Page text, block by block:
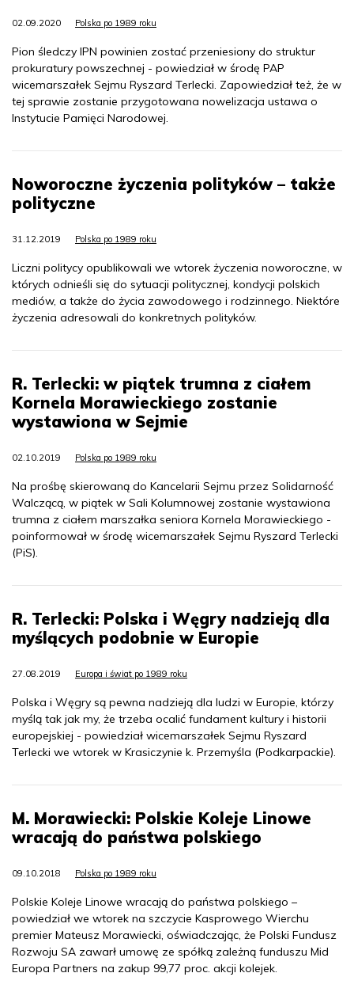
02.09.2020 Polska po 1989 roku
Pion śledczy IPN powinien zostać przeniesiony do struktur
prokuratury powszechnej - powiedział w środę PAP
wicemarszałek Sejmu Ryszard Terlecki. Zapowiedział też, że w
tej sprawie zostanie przygotowana nowelizacja ustawa o
Instytucie Pamięci Narodowej.
Noworoczne życzenia polityków – także
polityczne
31.12.2019 Polska po 1989 roku
Liczni politycy opublikowali we wtorek życzenia noworoczne, w
których odnieśli się do sytuacji politycznej, kondycji polskich
mediów, a także do życia zawodowego i rodzinnego. Niektóre
życzenia adresowali do konkretnych polityków.
R. Terlecki: w piątek trumna z ciałem
Kornela Morawieckiego zostanie
wystawiona w Sejmie
02.10.2019 Polska po 1989 roku
Na prośbę skierowaną do Kancelarii Sejmu przez Solidarność
Walczącą, w piątek w Sali Kolumnowej zostanie wystawiona
trumna z ciałem marszałka seniora Kornela Morawieckiego -
poinformował w środę wicemarszałek Sejmu Ryszard Terlecki
(PiS).
R. Terlecki: Polska i Węgry nadzieją dla
myślących podobnie w Europie
27.08.2019 Europa i świat po 1989 roku
Polska i Węgry są pewna nadzieją dla ludzi w Europie, którzy
myślą tak jak my, że trzeba ocalić fundament kultury i historii
europejskiej - powiedział wicemarszałek Sejmu Ryszard
Terlecki we wtorek w Krasiczynie k. Przemyśla (Podkarpackie).
M. Morawiecki: Polskie Koleje Linowe
wracają do państwa polskiego
09.10.2018 Polska po 1989 roku
Polskie Koleje Linowe wracają do państwa polskiego –
powiedział we wtorek na szczycie Kasprowego Wierchu
premier Mateusz Morawiecki, oświadczając, że Polski Fundusz
Rozwoju SA zawarł umowę ze spółką zależną funduszu Mid
Europa Partners na zakup 99,77 proc. akcji kolejek.